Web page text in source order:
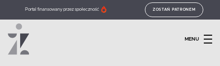
Portal finansowany przez społeczność ZOSTAŃ PATRONEM
MENU